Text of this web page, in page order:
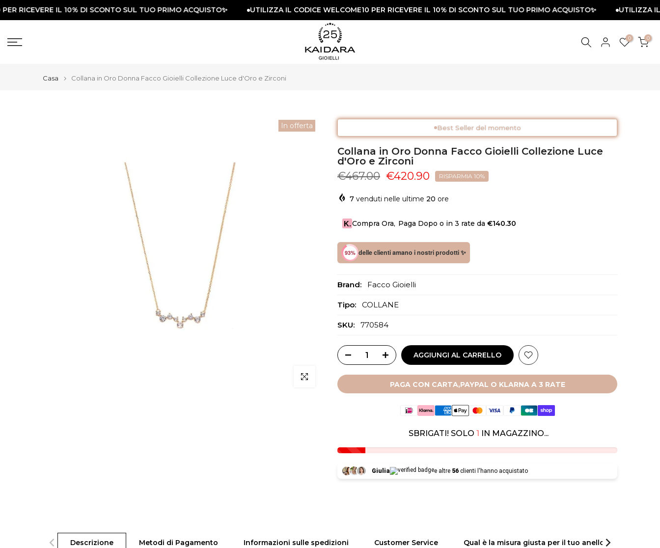
Vai
al
IL 10% DI SCONTO SUL TUO PRIMO ACQUISTO✨ UTILIZZA IL CODICE WELCOME10 PER RICEVERE IL 10% DI SCONTO SUL TUO PRIMO ACQUISTO✨ UTILIZZA IL
0 0
Casa Collana in Oro Donna Facco Gioielli Collezione Luce d'Oro e Zirconi
In offerta
Clicca per ingrandire
Best Seller del momento
Collana in Oro Donna Facco Gioielli Collezione Luce
d'Oro e Zirconi
€467.00 €420.90 RISPARMIA 10%
7 venduti nelle ultime 20 ore
K.Compra Ora, Paga Dopo o in 3 rate da €140.30
93% delle clienti amano i nostri prodotti ✨
Brand: Facco Gioielli
Tipo: COLLANE
SKU: 770584
AGGIUNGI AL CARRELLO
PAGA CON CARTA,PAYPAL O KLARNA A 3 RATE
SBRIGATI! SOLO 1 IN MAGAZZINO...
Giulia e altre 56 clienti l'hanno acquistato
Descrizione Metodi di Pagamento Informazioni sulle spedizioni Customer Service Qual è la misura giusta per il tuo anello?